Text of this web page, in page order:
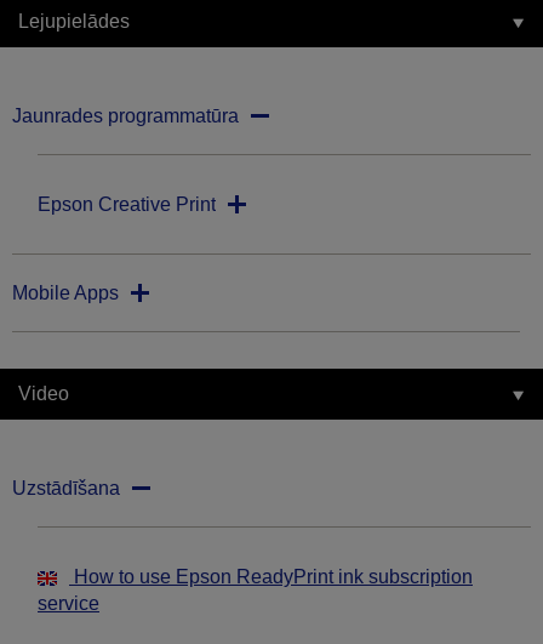
Lejupielādes
Jaunrades programmatūra
Epson Creative Print
Mobile Apps
Video
Uzstādīšana
How to use Epson ReadyPrint ink subscription
service